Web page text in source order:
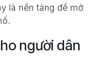
là nền tảng để mở
người dân